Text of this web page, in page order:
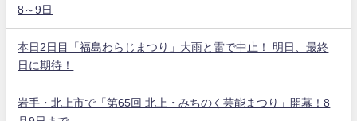
8～9日
本日2日目「福島わらじまつり」大雨と雷で中止！ 明日、最終
日に期待！
岩手・北上市で「第65回 北上・みちのく芸能まつり」開幕！8